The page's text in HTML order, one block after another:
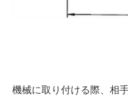
機械に取り付ける際、相